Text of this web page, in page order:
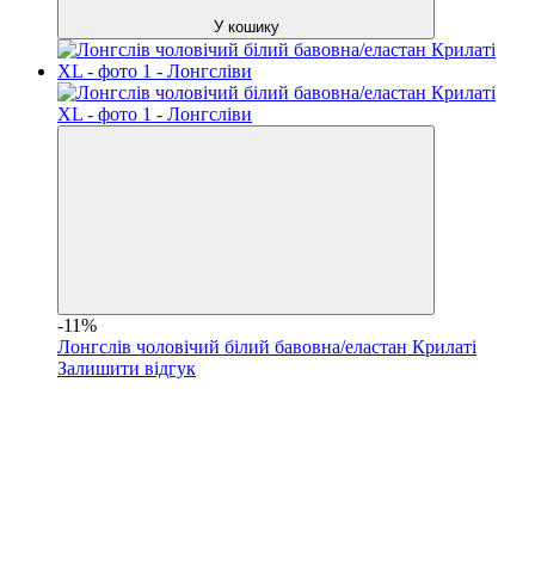
У кошику
-11%
Лонгслів чоловічий білий бавовна/еластан Крилаті
Залишити відгук